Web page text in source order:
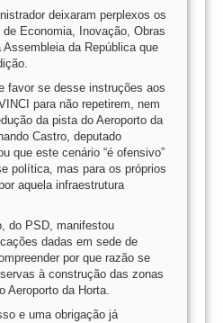
deixaram perplexos os
Economia, Inovação, Obras
da República que
favor se desse instruções aos
para não repetirem, nem
da pista do Aeroporto da
Castro, deputado
que este cenário “é ofensivo”
política, mas para os próprios
aquela infraestrutura
do PSD, manifestou
dadas em sede de
por que razão se
à construção das zonas
Aeroporto da Horta.
e uma obrigação já